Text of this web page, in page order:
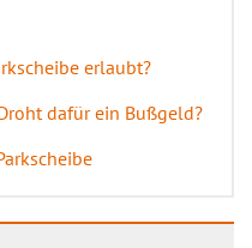
erlaubt?
dafür ein Bußgeld?